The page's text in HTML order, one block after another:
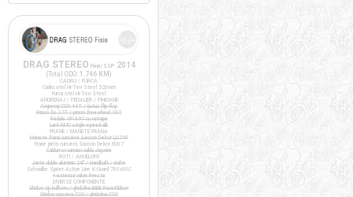
DRAG STEREO Fixie/SSP 2014
(Total ODO: 1.746 KM )
CADRU / FURCA
Cadru otel Hi-Ten Steel 520mm
Furca otel Hi-Ten Steel
ANGRENAJ / PEDALIER / PINIOANE
Angrenaj COX 44T / butuc flip-flop
Pinion fix 17T / pinion freewheel 16T
Pedale VP-397 cu ratrape
Lant KMC single-speed alb
FRANE / MANETE FRANA
Manete frana cursiera Saccon Dekor LD74P
Frane janta cursiera Saccon Dekor FD07
Cabluri si camasi cablu Jagwire
ROTI / ANVELOPE
Jante duble aluminiu 28" / Handbuilt / inalte
Schwalbe Spicer Active Line K-Guard 700x30C
+ extensii valve Presta
DIVERSE COMPONENTE
Ghidon tip bullhorn / ghidolina BBB RaceRibbon
Ghidon cursiera COX / ghidolina COX